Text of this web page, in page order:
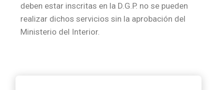
deben estar inscritas en la D.G.P. no se pueden
realizar dichos servicios sin la aprobación del
Ministerio del Interior.